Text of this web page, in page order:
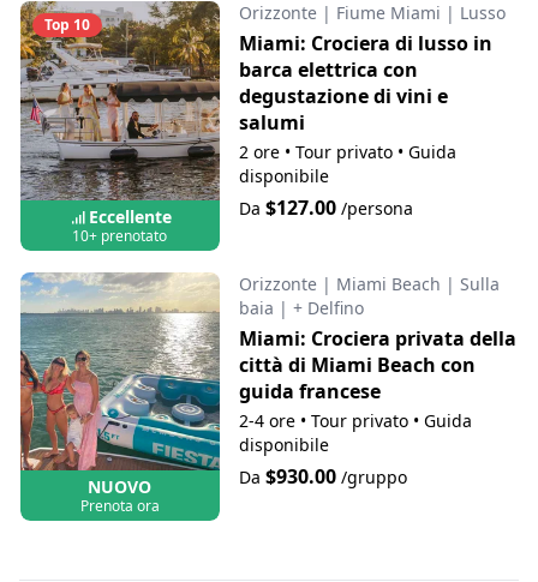
Top 10
Eccellente
10+ prenotato
Orizzonte | Fiume Miami | Lusso
Miami: Crociera di lusso in
barca elettrica con
degustazione di vini e
salumi
2 ore • Tour privato • Guida
disponibile
Da $127.00/persona
NUOVO
Prenota ora
Orizzonte | Miami Beach | Sulla
baia | + Delfino
Miami: Crociera privata della
città di Miami Beach con
guida francese
2-4 ore • Tour privato • Guida
disponibile
Da $930.00/gruppo